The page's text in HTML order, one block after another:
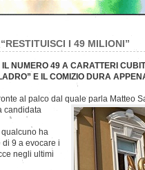
I 49 MILIONI”
NUMERO 49 A CARATTERI
E IL COMIZIO DURA
al palco dal quale parla Matteo
candidata
ha
9 a evocare i
negli ultimi